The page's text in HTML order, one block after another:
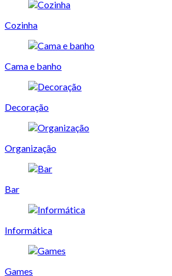
Cozinha
Cama e banho
Decoração
Organização
Bar
Informática
Games